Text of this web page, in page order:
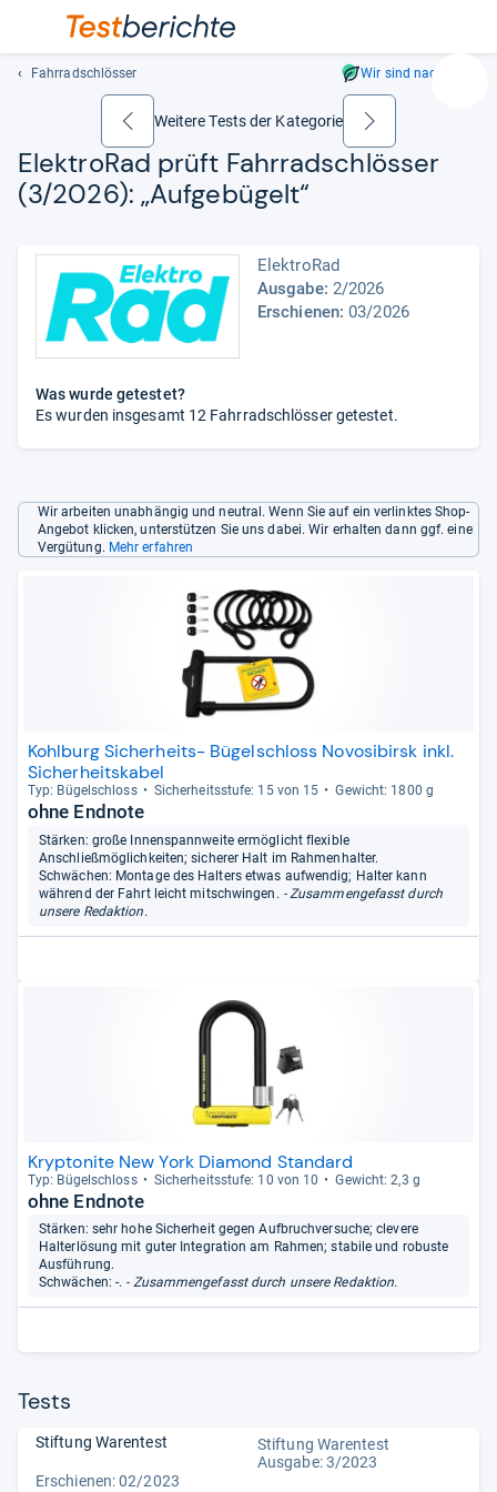
Fahrradschlösser Wir sind nachhaltig
Elek­tro­Rad prüft Fahr­rad­sch­lös­ser
(3/2026): „Auf­ge­bü­gelt“
zurück Weitere Tests der Kategorie weiter
ElektroRad
Ausgabe: 2/2026
Erschienen: 03/2026
Was wurde getestet?
Es wurden insgesamt 12 Fahrradschlösser getestet.
Wir arbeiten unabhängig und neutral. Wenn Sie auf ein verlinktes Shop-
Angebot klicken, unterstützen Sie uns dabei. Wir erhalten dann ggf. eine
Vergütung. Mehr erfahren
Kohlburg Sicherheits- Bügelschloss Novosibirsk inkl.
Sicherheitskabel
Typ: Bügel­schloss Sicher­heits­stufe: 15 von 15 Gewicht: 1800 g
ohne Endnote
Stärken: große Innenspannweite ermöglicht flexible
Anschließmöglichkeiten; sicherer Halt im Rahmenhalter.
Schwächen: Montage des Halters etwas aufwendig; Halter kann
während der Fahrt leicht mitschwingen. - Zusammengefasst durch
unsere Redaktion.
Kryptonite New York Diamond Standard
Typ: Bügel­schloss Sicher­heits­stufe: 10 von 10 Gewicht: 2,3 g
ohne Endnote
Stärken: sehr hohe Sicherheit gegen Aufbruchversuche; clevere
Halterlösung mit guter Integration am Rahmen; stabile und robuste
Ausführung.
Schwächen: -. - Zusammengefasst durch unsere Redaktion.
Tests
Stiftung Warentest
Stiftung Warentest
Ausgabe: 3/2023
Erschienen: 02/2023